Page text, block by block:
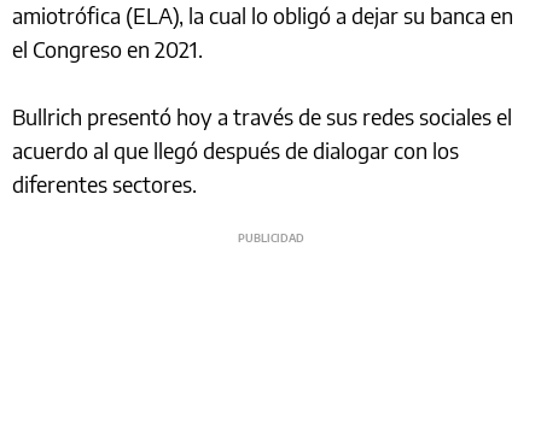
amiotrófica (ELA), la cual lo obligó a dejar su banca en
el Congreso en 2021.
Bullrich presentó hoy a través de sus redes sociales el
acuerdo al que llegó después de dialogar con los
diferentes sectores.